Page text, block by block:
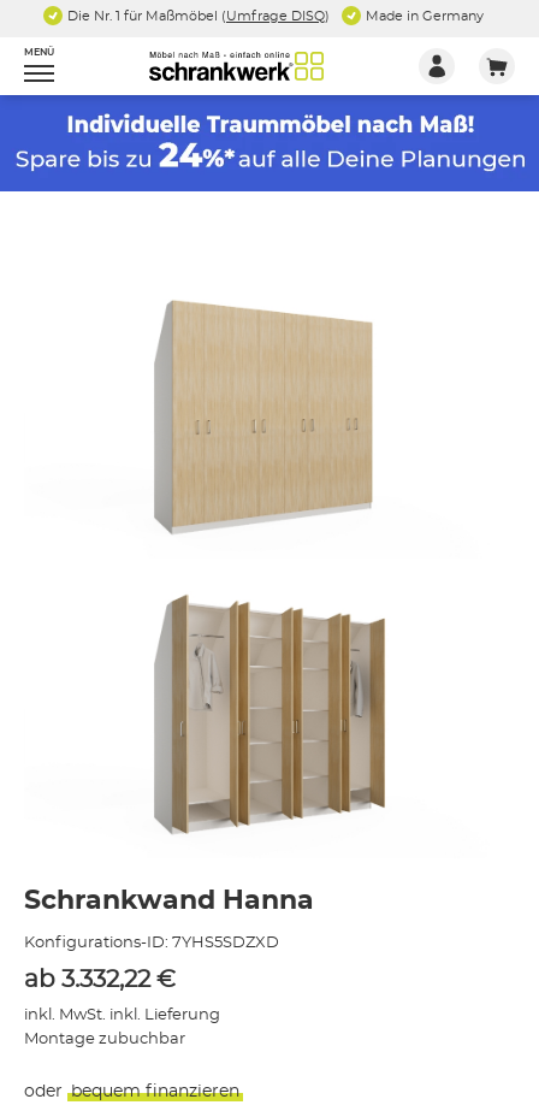
Die Nr. 1 für Maßmöbel (Umfrage DISQ) Made in Germany
MENÜ
Schrankwand Hanna
Konfigurations-ID: 7YHS5SDZXD
ab 3.332,22 €
inkl. MwSt. inkl. Lieferung
Montage zubuchbar
oder bequem finanzieren